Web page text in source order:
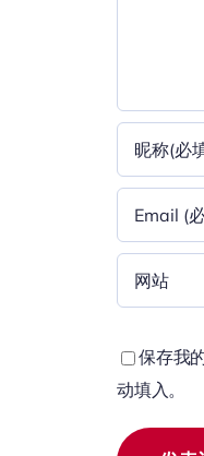
保存我
动填入。